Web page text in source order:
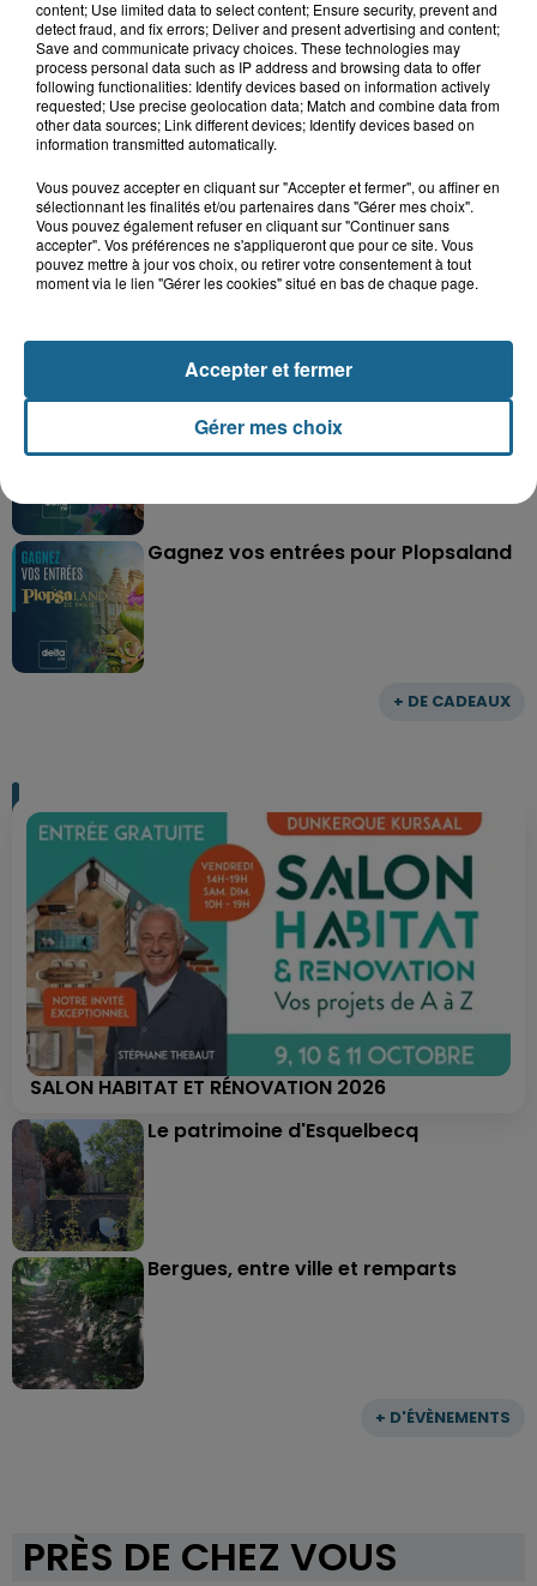
+ DE CADEAUX
Grand jeu de l'été : les cabines de plages
Gagnez vos entrées pour Dennlys
Gagnez vos entrées pour le parc
Bagatelle
Gagnez vos entrées pour Plopsaland
+ D'ÉVÈNEMENTS
SALON HABITAT ET RÉNOVATION 2026
Le patrimoine d'Esquelbecq
Bergues, entre ville et remparts
PRÈS DE CHEZ VOUS
content; Use limited data to select content; Ensure security, prevent and
detect fraud, and fix errors; Deliver and present advertising and content;
Save and communicate privacy choices. These technologies may
process personal data such as IP address and browsing data to offer
following functionalities: Identify devices based on information actively
requested; Use precise geolocation data; Match and combine data from
other data sources; Link different devices; Identify devices based on
information transmitted automatically.
Vous pouvez accepter en cliquant sur "Accepter et fermer", ou affiner en
sélectionnant les finalités et/ou partenaires dans "Gérer mes choix".
Vous pouvez également refuser en cliquant sur "Continuer sans
accepter". Vos préférences ne s'appliqueront que pour ce site. Vous
pouvez mettre à jour vos choix, ou retirer votre consentement à tout
moment via le lien "Gérer les cookies" situé en bas de chaque page.
Gérer mes choix
Accepter et fermer